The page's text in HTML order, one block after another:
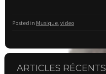
Posted in Musique video
ARTICLES RÉCENTS